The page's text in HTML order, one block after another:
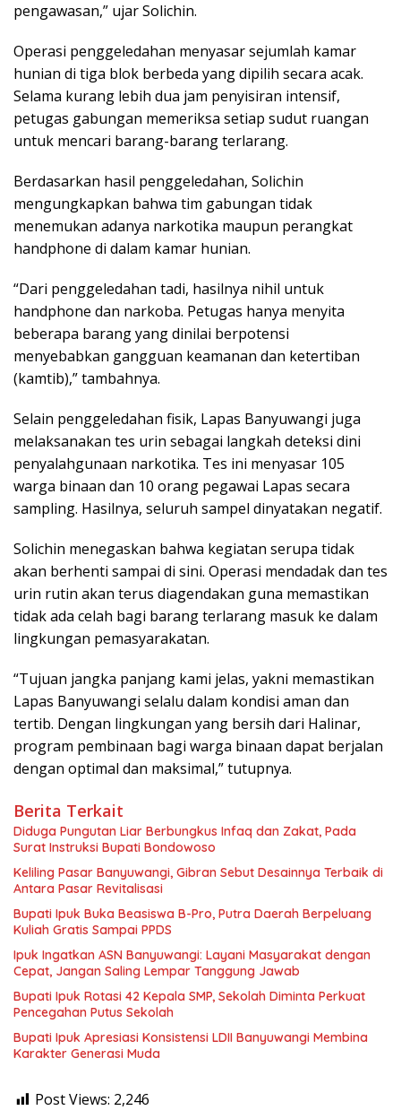
pengawasan,” ujar Solichin.
Operasi penggeledahan menyasar sejumlah kamar
hunian di tiga blok berbeda yang dipilih secara acak.
Selama kurang lebih dua jam penyisiran intensif,
petugas gabungan memeriksa setiap sudut ruangan
untuk mencari barang-barang terlarang.
Berdasarkan hasil penggeledahan, Solichin
mengungkapkan bahwa tim gabungan tidak
menemukan adanya narkotika maupun perangkat
handphone di dalam kamar hunian.
“Dari penggeledahan tadi, hasilnya nihil untuk
handphone dan narkoba. Petugas hanya menyita
beberapa barang yang dinilai berpotensi
menyebabkan gangguan keamanan dan ketertiban
(kamtib),” tambahnya.
Selain penggeledahan fisik, Lapas Banyuwangi juga
melaksanakan tes urin sebagai langkah deteksi dini
penyalahgunaan narkotika. Tes ini menyasar 105
warga binaan dan 10 orang pegawai Lapas secara
sampling. Hasilnya, seluruh sampel dinyatakan negatif.
Solichin menegaskan bahwa kegiatan serupa tidak
akan berhenti sampai di sini. Operasi mendadak dan tes
urin rutin akan terus diagendakan guna memastikan
tidak ada celah bagi barang terlarang masuk ke dalam
lingkungan pemasyarakatan.
“Tujuan jangka panjang kami jelas, yakni memastikan
Lapas Banyuwangi selalu dalam kondisi aman dan
tertib. Dengan lingkungan yang bersih dari Halinar,
program pembinaan bagi warga binaan dapat berjalan
dengan optimal dan maksimal,” tutupnya.
Berita Terkait
Diduga Pungutan Liar Berbungkus Infaq dan Zakat, Pada
Surat Instruksi Bupati Bondowoso
Keliling Pasar Banyuwangi, Gibran Sebut Desainnya Terbaik di
Antara Pasar Revitalisasi
Bupati Ipuk Buka Beasiswa B-Pro, Putra Daerah Berpeluang
Kuliah Gratis Sampai PPDS
Ipuk Ingatkan ASN Banyuwangi: Layani Masyarakat dengan
Cepat, Jangan Saling Lempar Tanggung Jawab
Bupati Ipuk Rotasi 42 Kepala SMP, Sekolah Diminta Perkuat
Pencegahan Putus Sekolah
Bupati Ipuk Apresiasi Konsistensi LDII Banyuwangi Membina
Karakter Generasi Muda
Post Views: 2,246